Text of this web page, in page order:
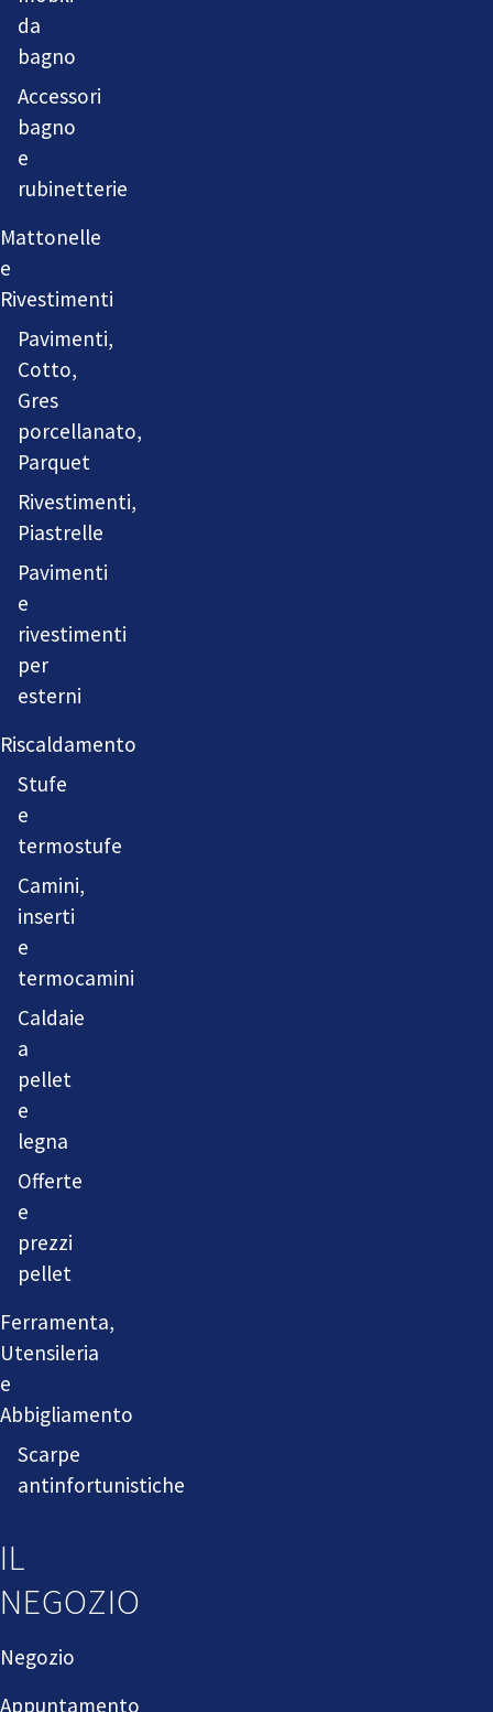
da
bagno
Accessori
bagno
e
rubinetterie
Mattonelle
e
Rivestimenti
Pavimenti,
Cotto,
Gres
porcellanato,
Parquet
Rivestimenti,
Piastrelle
Pavimenti
e
rivestimenti
per
esterni
Riscaldamento
Stufe
e
termostufe
Camini,
inserti
e
termocamini
Caldaie
a
pellet
e
legna
Offerte
e
prezzi
pellet
Ferramenta,
Utensileria
e
Abbigliamento
Scarpe
antinfortunistiche
IL
NEGOZIO
Negozio
Appuntamento